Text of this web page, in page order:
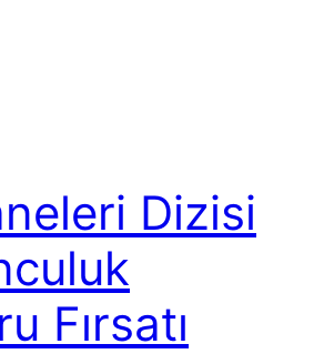
Dizisi
Fırsatı